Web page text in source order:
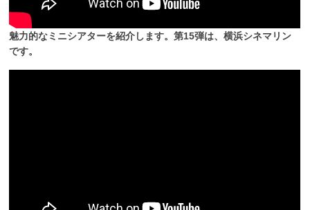
魅力的なミニシアターを紹介します。第15弾は、横浜シネマリン
です。